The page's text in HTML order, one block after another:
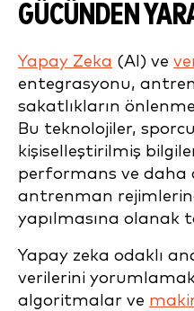
GÜCÜNDEN
Yapay Zeka (AI) ve
entegrasyonu,
sakatlıkların
Bu teknolojiler,
kişiselleştirilmiş
performans ve daha
antrenman
yapılmasına olanak
Yapay zeka odaklı
verilerini
algoritmalar ve